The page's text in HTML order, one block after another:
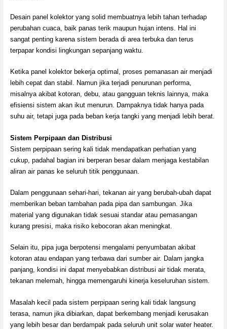
Desain panel kolektor yang solid membuatnya lebih tahan terhadap
perubahan cuaca, baik panas terik maupun hujan intens. Hal ini
sangat penting karena sistem berada di area terbuka dan terus
terpapar kondisi lingkungan sepanjang waktu.
Ketika panel kolektor bekerja optimal, proses pemanasan air menjadi
lebih cepat dan stabil. Namun jika terjadi penurunan performa,
misalnya akibat kotoran, debu, atau gangguan teknis lainnya, maka
efisiensi sistem akan ikut menurun. Dampaknya tidak hanya pada
suhu air, tetapi juga pada beban kerja tangki yang menjadi lebih berat.
Sistem Perpipaan dan Distribusi
Sistem perpipaan sering kali tidak mendapatkan perhatian yang
cukup, padahal bagian ini berperan besar dalam menjaga kestabilan
aliran air panas ke seluruh titik penggunaan.
Dalam penggunaan sehari-hari, tekanan air yang berubah-ubah dapat
memberikan beban tambahan pada pipa dan sambungan. Jika
material yang digunakan tidak sesuai standar atau pemasangan
kurang presisi, maka risiko kebocoran akan meningkat.
Selain itu, pipa juga berpotensi mengalami penyumbatan akibat
kotoran atau endapan yang terbawa dari sumber air. Dalam jangka
panjang, kondisi ini dapat menyebabkan distribusi air tidak merata,
tekanan melemah, hingga memengaruhi kinerja keseluruhan sistem.
Masalah kecil pada sistem perpipaan sering kali tidak langsung
terasa, namun jika dibiarkan, dapat berkembang menjadi kerusakan
yang lebih besar dan berdampak pada seluruh unit solar water heater.